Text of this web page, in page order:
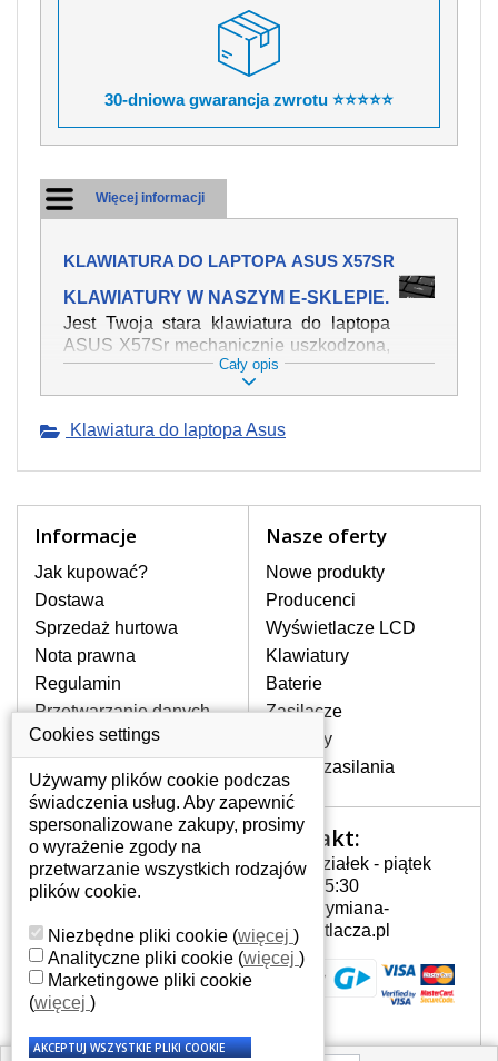
30-dniowa gwarancja zwrotu ⭐⭐⭐⭐⭐
Więcej informacji
KLAWIATURA DO LAPTOPA ASUS X57SR
KLAWIATURY W NASZYM E-SKLEPIE.
Jest Twoja stara klawiatura do laptopa
ASUS X57Sr mechanicznie uszkodzona,
polałeś ją płynem, który spowodował iż
klawisze nie wracają do swojej pozycji?
pracowała jak powinna. Oferujemy
producentów. Na naszej stronie
wyszukiwarki. Wystarczy znać model
laptopa. Przy każdej klawiaturze nie
może brakować szczególowe zdjęcie do
aktualnego stanu naszego magazynu.
W JAKI SPOSÓB MOŻE SIĘ
PRZEJAWIAĆ USTERKA
KLAWIATURY?
Częstymi objawami są pomijanie liter
czy wyświetlanie innych liter oraz
dublowanie tych samych znaków. W
przypadku podlicia klawisze nie
powrócą do pierwotnej pozycji. Albo
też uszkodzenie mechaniczne, np.
wyłamane klawisze.
JAK TO DZIAŁA?
Klawiatura składa się z kilku
warstw folii, z których przewodzą
przewodzące warstwy.
Każdorazowe naciśnięcie klawisza
Cały opis
Klawiatura do laptopa Asus
Informacje
Jak kupować?
Dostawa
Sprzedaż hurtowa
Nota prawna
Regulamin
Przetwarzanie danych
osobowych
Gdzie nas znajdziesz
Nasze oferty
Nowe produkty
Producenci
Wyświetlacze LCD
Klawiatury
Baterie
Zasilacze
Zawiasy
Złącza zasilania
Twoje konto
Twoje konto
Dane osobowe
Adresy
Historia zamówień
Kontakt:
Poniedziałek - piątek
7:00 - 15:30
info@wymiana-
wyswietlacza.pl
Cookies settings
Używamy plików cookie podczas
świadczenia usług. Aby zapewnić
spersonalizowane zakupy, prosimy
o wyrażenie zgody na
przetwarzanie wszystkich rodzajów
plików cookie.
Niezbędne pliki cookie (więcej )
Analityczne pliki cookie (więcej )
Marketingowe pliki cookie
(więcej )